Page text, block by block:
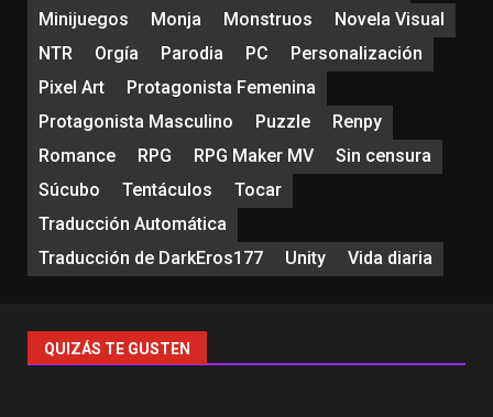
Minijuegos
Monja Monstruos
Novela Visual
NTR
Orgía Parodia PC
Personalización
Pixel Art
Protagonista Femenina
Protagonista Masculino
Puzzle
Renpy
Romance
RPG RPG Maker MV
Sin censura
Súcubo
Tentáculos
Tocar
Traducción Automática
Traducción de DarkEros177
Unity Vida diaria
QUIZÁS TE GUSTEN